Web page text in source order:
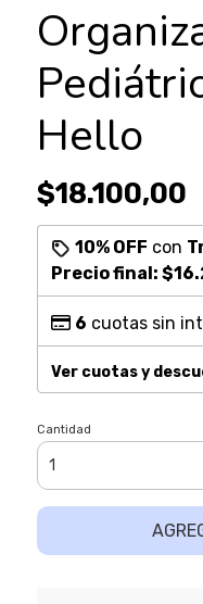
Hello
$18.100,00
10% OFF con
Precio final:
6 cuotas sin
Ver cuotas y
Cantidad